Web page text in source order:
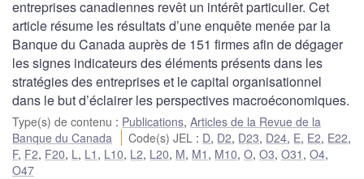
entreprises canadiennes revêt un intérêt particulier. Cet
article résume les résultats d’une enquête menée par la
Banque du Canada auprès de 151 firmes afin de dégager
les signes indicateurs des éléments présents dans les
stratégies des entreprises et le capital organisationnel
dans le but d’éclairer les perspectives macroéconomiques.
Type(s) de contenu : Publications, Articles de la Revue de la
Banque du Canada
Code(s) JEL : D, D2, D23, D24, E, E2, E22,
F, F2, F20, L , L1 , L10, L2, L20, M, M1 , M10, O, O3, O31 , O4,
O47